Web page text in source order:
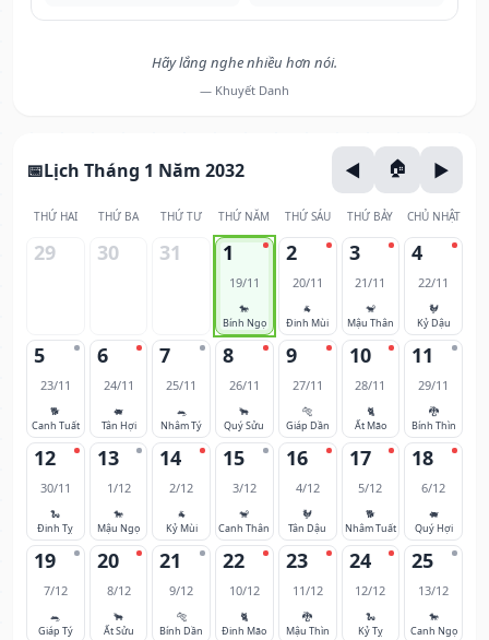
Hãy lắng nghe nhiều hơn nói.
— Khuyết Danh
Lịch Tháng 1 Năm 2032
THỨ HAI THỨ BA THỨ TƯ THỨ NĂM THỨ SÁU THỨ BẢY CHỦ NHẬT
29 30 31 1
19/11
🐎
Bính Ngọ
2
20/11
🐐
Đinh Mùi
3
21/11
🐒
Mậu Thân
4
22/11
🐓
Kỷ Dậu
5
23/11
🐕
Canh Tuất
6
24/11
🐖
Tân Hợi
7
25/11
🐀
Nhâm Tý
8
26/11
🐂
Quý Sửu
9
27/11
🐅
Giáp Dần
10
28/11
🐈
Ất Mão
11
29/11
🐉
Bính Thìn
12
30/11
🐍
Đinh Tỵ
13
1/12
🐎
Mậu Ngọ
14
2/12
🐐
Kỷ Mùi
15
3/12
🐒
Canh Thân
16
4/12
🐓
Tân Dậu
17
5/12
🐕
Nhâm Tuất
18
6/12
🐖
Quý Hợi
19
7/12
🐀
Giáp Tý
20
8/12
🐂
Ất Sửu
21
9/12
🐅
Bính Dần
22
10/12
🐈
Đinh Mão
23
11/12
🐉
Mậu Thìn
24
12/12
🐍
Kỷ Tỵ
25
13/12
🐎
Canh Ngọ